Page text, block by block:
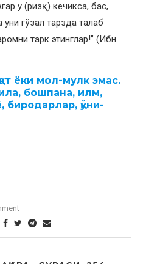
у (ризқ) кечикса, бас,
гўзал тарзда талаб
тарк этинглар!” (Ибн
ёки мол-мулк эмас.
бошпана, илм,
биродарлар, қўни-